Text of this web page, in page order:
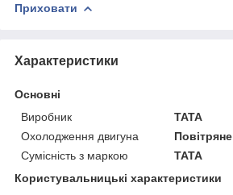
Приховати
Характеристики
Основні
Виробник
TATA
Охолодження двигуна
Повітряне
Сумісність з маркою
TATA
Користувальницькі характеристики